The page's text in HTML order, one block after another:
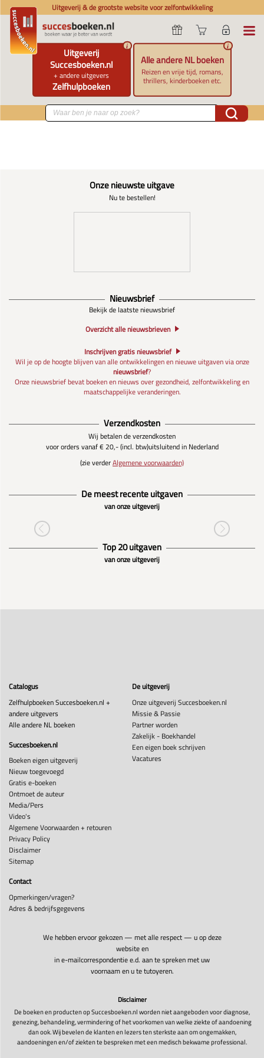
Uitgeverij & de grootste website voor zelfontwikkeling
Uitgeverij
Succesboeken.nl
+ andere uitgevers
Zelfhulpboeken
i
Alle andere NL boeken
Reizen en vrije tijd, romans,
thrillers, kinderboeken etc.
i
Onze nieuwste uitgave
Nu te bestellen!
Nieuwsbrief
Bekijk de laatste nieuwsbrief
Overzicht alle nieuwsbrieven
Inschrijven gratis nieuwsbrief
Wil je op de hoogte blijven van alle ontwikkelingen en nieuwe uitgaven via onze
nieuwsbrief?
Onze nieuwsbrief bevat boeken en nieuws over gezondheid, zelfontwikkeling en
maatschappelijke veranderingen.
Verzendkosten
Wij betalen de verzendkosten
voor orders vanaf € 20,- (incl. btw)uitsluitend in Nederland
(zie verderAlgemene voorwaarden)
De meest recente uitgaven
van onze uitgeverij
Top 20 uitgaven
van onze uitgeverij
Catalogus
Zelfhulpboeken Succesboeken.nl +
andere uitgevers
Alle andere NL boeken
Succesboeken.nl
Boeken eigen uitgeverij
Nieuw toegevoegd
Gratis e-boeken
Ontmoet de auteur
Media/Pers
Video's
Algemene Voorwaarden + retouren
Privacy Policy
Disclaimer
Sitemap
De uitgeverij
Onze uitgeverij Succesboeken.nl
Missie & Passie
Partner worden
Zakelijk - Boekhandel
Een eigen boek schrijven
Vacatures
Contact
Opmerkingen/vragen?
Adres & bedrijfsgegevens
We hebben ervoor gekozen — met alle respect — u op deze
website en
in e-mailcorrespondentie e.d. aan te spreken met uw
voornaam en u te tutoyeren.
Disclaimer
De boeken en producten op Succesboeken.nl worden niet aangeboden voor diagnose,
genezing, behandeling, vermindering of het voorkomen van welke ziekte of aandoening
dan ook. Wij bevelen de klanten en lezers ten sterkste aan om ongemakken,
aandoeningen en/of ziekten te bespreken met een medisch bekwame professional.